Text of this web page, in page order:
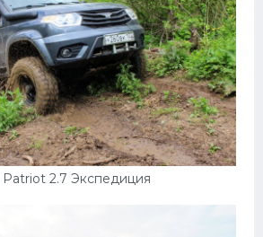
2.7 Экспедиция